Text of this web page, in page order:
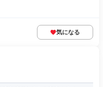
気になる